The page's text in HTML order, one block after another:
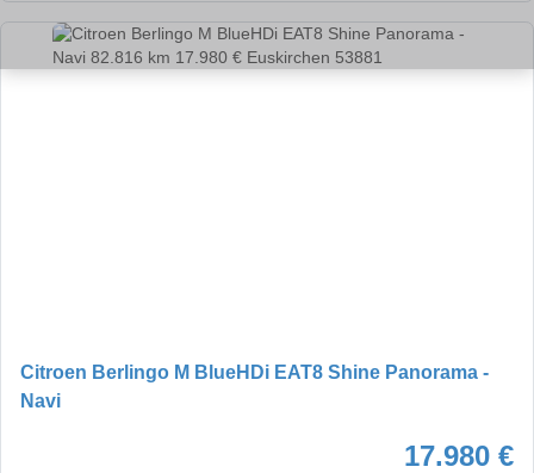
Citroen Berlingo M BlueHDi EAT8 Shine Panorama -
Navi
17.980 €